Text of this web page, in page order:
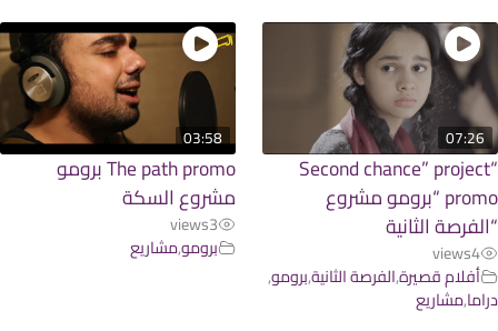
07:26
“Second chance”
promo “برومو مشروع
الثانية
4
views
أفلام قصيرة,الفرصة الثانية,برومو,
,مشاريع
03:58
The path promo برومو
مشروع السكة
3
views
برومو,مشاريع